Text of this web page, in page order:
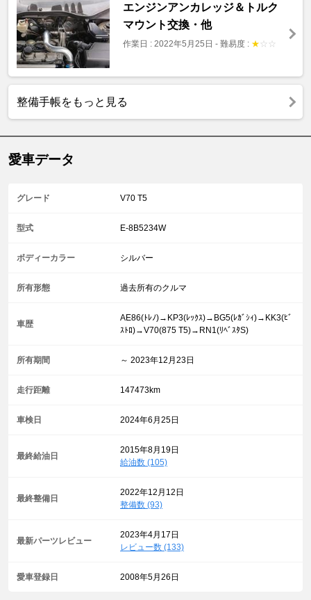
エンジンアンカレッジ＆トルク
マウント交換・他
作業日 : 2022年5月25日 - 難易度 : ★ ☆ ☆
整備手帳をもっと見る
愛車データ
グレード V70 T5
型式 E-8B5234W
ボディーカラー シルバー
所有形態 過去所有のクルマ
車歴
AE86(ﾄﾚﾉ)→KP3(ﾚｯｸｽ)→BG5(ﾚｶﾞｼｨ)→KK3(ﾋﾞ
ｽﾄﾛ)→V70(875 T5)→RN1(ﾘﾍﾞｽﾀS)
所有期間 ～ 2023年12月23日
走行距離 147473km
車検日 2024年6月25日
最終給油日
2015年8月19日
給油数 (105)
最終整備日
2022年12月12日
整備数 (93)
最新パーツレビュー
2023年4月17日
レビュー数 (133)
愛車登録日 2008年5月26日